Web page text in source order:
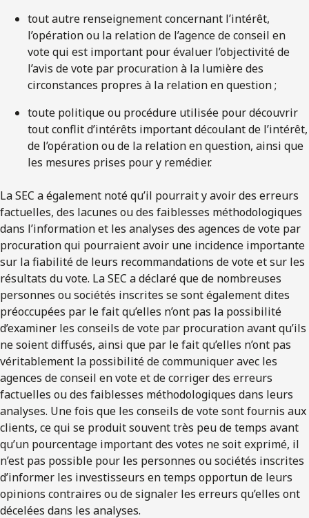
tout autre renseignement concernant l’intérêt,
l’opération ou la relation de l’agence de conseil en
vote qui est important pour évaluer l’objectivité de
l’avis de vote par procuration à la lumière des
circonstances propres à la relation en question ;
toute politique ou procédure utilisée pour découvrir
tout conflit d’intérêts important découlant de l’intérêt,
de l’opération ou de la relation en question, ainsi que
les mesures prises pour y remédier.
La SEC a également noté qu’il pourrait y avoir des erreurs
factuelles, des lacunes ou des faiblesses méthodologiques
dans l’information et les analyses des agences de vote par
procuration qui pourraient avoir une incidence importante
sur la fiabilité de leurs recommandations de vote et sur les
résultats du vote. La SEC a déclaré que de nombreuses
personnes ou sociétés inscrites se sont également dites
préoccupées par le fait qu’elles n’ont pas la possibilité
d’examiner les conseils de vote par procuration avant qu’ils
ne soient diffusés, ainsi que par le fait qu’elles n’ont pas
véritablement la possibilité de communiquer avec les
agences de conseil en vote et de corriger des erreurs
factuelles ou des faiblesses méthodologiques dans leurs
analyses. Une fois que les conseils de vote sont fournis aux
clients, ce qui se produit souvent très peu de temps avant
qu’un pourcentage important des votes ne soit exprimé, il
n’est pas possible pour les personnes ou sociétés inscrites
d’informer les investisseurs en temps opportun de leurs
opinions contraires ou de signaler les erreurs qu’elles ont
décelées dans les analyses.